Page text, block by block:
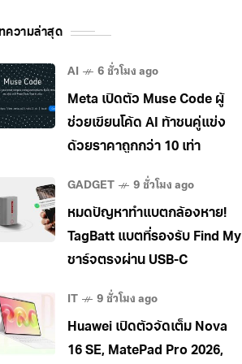
ความล่าสุด
AI 6 ชั่วโมง ago
Meta เปิดตัว Muse Code ผู้
ช่วยเขียนโค้ด AI ท้าชนคู่แข่ง
ด้วยราคาถูกกว่า 10 เท่า
GADGET 9 ชั่วโมง ago
หมดปัญหาทำแบตกล้องหาย!
TagBatt แบตที่รองรับ Find My
ชาร์จตรงผ่าน USB-C
IT 9 ชั่วโมง ago
Huawei เปิดตัวจัดเต็ม Nova
16 SE, MatePad Pro 2026,